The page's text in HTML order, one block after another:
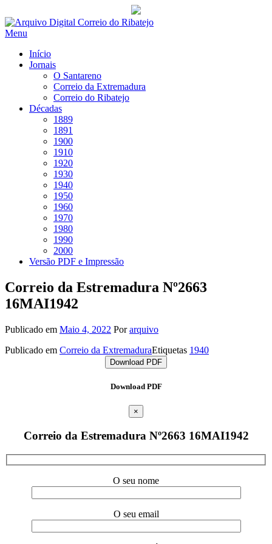
Saltar
para
Menu
Início
Jornais
O Santareno
Correio da Extremadura
Correio do Ribatejo
Décadas
1889
1891
1900
1910
1920
1930
1940
1950
1960
1970
1980
1990
2000
Versão PDF e Impressão
Correio da Estremadura Nº2663
16MAI1942
Publicado em Maio 4, 2022 Porarquivo
Publicado em Correio da ExtremaduraEtiquetas 1940
Download PDF
Download PDF
×
Correio da Estremadura Nº2663 16MAI1942
O seu nome
O seu email